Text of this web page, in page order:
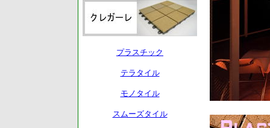
プラスチック
テラタイル
モノタイル
スムーズタイル